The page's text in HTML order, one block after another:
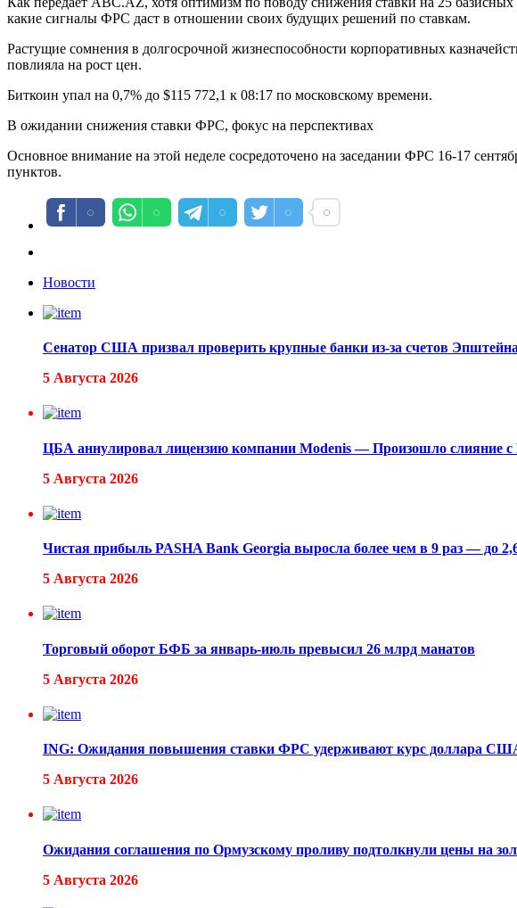
какие сигналы ФРС даст в отношении своих будущих решений по ставкам.
Растущие сомнения в долгосрочной жизнеспособности корпоративных
повлияла на рост цен.
Биткоин упал на 0,7% до $115 772,1 к 08:17 по московскому времени.
В ожидании снижения ставки ФРС, фокус на перспективах
Основное внимание на этой неделе сосредоточено на заседании ФРС 16-17
пунктов.
Новости
Сенатор США призвал проверить крупные банки из-за счетов Эпштейна
5 Августа 2026
ЦБА аннулировал лицензию компании Modenis — Произошло слияние с
5 Августа 2026
Чистая прибыль PASHA Bank Georgia выросла более чем в 9 раз — до
5 Августа 2026
Торговый оборот БФБ за январь-июль превысил 26 млрд манатов
5 Августа 2026
ING: Ожидания повышения ставки ФРС удерживают курс доллара
5 Августа 2026
Ожидания соглашения по Ормузскому проливу подтолкнули цены на
5 Августа 2026